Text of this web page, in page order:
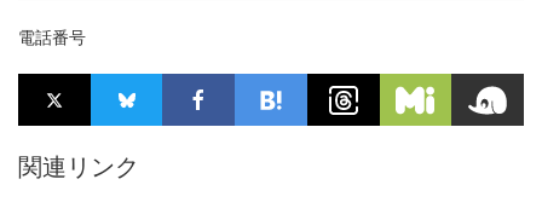
電話番号
関連リンク